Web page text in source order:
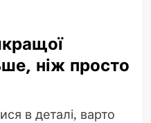
ніж просто
в деталі, варто